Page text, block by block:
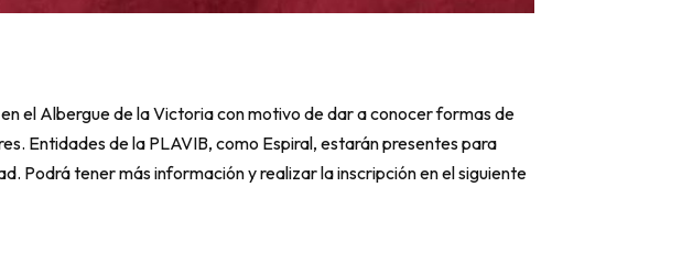
el Albergue de la Victoria con motivo de dar a conocer formas de
Entidades de la PLAVIB, como Espiral, estarán presentes para
Podrá tener más información y realizar la inscripción en el siguiente